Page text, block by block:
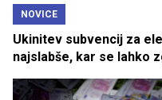
NOVICE
Ukinitev subvencij za
najslabše, kar se lahko